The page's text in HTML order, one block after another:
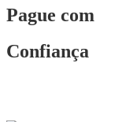
Pague com
Confiança